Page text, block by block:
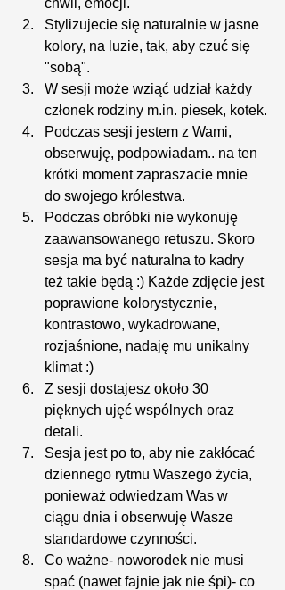
chwil, emocji.
Stylizujecie się naturalnie w jasne
kolory, na luzie, tak, aby czuć się
"sobą".
W sesji może wziąć udział każdy
członek rodziny m.in. piesek, kotek.
Podczas sesji jestem z Wami,
obserwuję, podpowiadam.. na ten
krótki moment zapraszacie mnie
do swojego królestwa.
Podczas obróbki nie wykonuję
zaawansowanego retuszu. Skoro
sesja ma być naturalna to kadry
też takie będą :) Każde zdjęcie jest
poprawione kolorystycznie,
kontrastowo, wykadrowane,
rozjaśnione, nadaję mu unikalny
klimat :)
Z sesji dostajesz około 30
pięknych ujęć wspólnych oraz
detali.
Sesja jest po to, aby nie zakłócać
dziennego rytmu Waszego życia,
ponieważ odwiedzam Was w
ciągu dnia i obserwuję Wasze
standardowe czynności.
Co ważne- noworodek nie musi
spać (nawet fajnie jak nie śpi)- co